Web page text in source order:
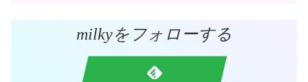
milkyをフォローする